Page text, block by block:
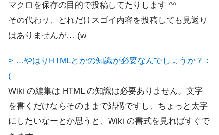
マクロを保存の目的で投稿してたりします ^^
その代わり、どれだけスゴイ内容を投稿しても見返り
はありませんが… (w
> …やはりHTMLとかの知識が必要なんでしょうか？ :
(
Wiki の編集は HTML の知識は必要ありません。文字
を書くだけならそのままで結構ですし、ちょっと太字
にしたいなーとか思うと、Wiki の書式を見ればすぐで